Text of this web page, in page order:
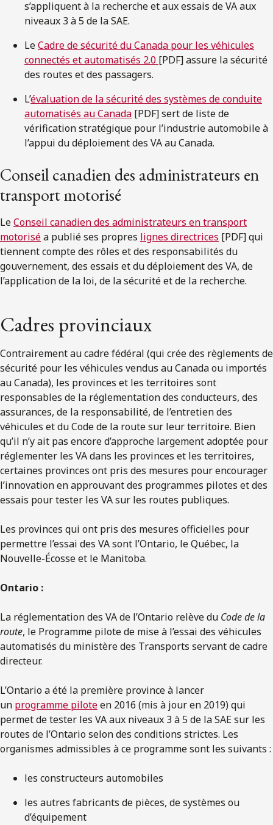
s’appliquent à la recherche et aux essais de VA aux
niveaux 3 à 5 de la SAE.
LeCadre de sécurité du Canada pour les véhicules
connectés et automatisés 2.0 [PDF] assure la sécurité
des routes et des passagers.
L’évaluation de la sécurité des systèmes de conduite
automatisés au Canada [PDF] sert de liste de
vérification stratégique pour l’industrie automobile à
l’appui du déploiement des VA au Canada.
Conseil canadien des administrateurs en
transport motorisé
LeConseil canadien des administrateurs en transport
motoriséa publié ses propres lignes directrices [PDF] qui
tiennent compte des rôles et des responsabilités du
gouvernement, des essais et du déploiement des VA, de
l’application de la loi, de la sécurité et de la recherche.
Cadres provinciaux
Contrairement au cadre fédéral (qui crée des règlements de
sécurité pour les véhicules vendus au Canada ou importés
au Canada), les provinces et les territoires sont
responsables de la réglementation des conducteurs, des
assurances, de la responsabilité, de l’entretien des
véhicules et du Code de la route sur leur territoire. Bien
qu’il n’y ait pas encore d’approche largement adoptée pour
réglementer les VA dans les provinces et les territoires,
certaines provinces ont pris des mesures pour encourager
l’innovation en approuvant des programmes pilotes et des
essais pour tester les VA sur les routes publiques.
Les provinces qui ont pris des mesures officielles pour
permettre l’essai des VA sont l’Ontario, le Québec, la
Nouvelle-Écosse et le Manitoba.
Ontario :
La réglementation des VA de l’Ontario relève du Code de la
route, le Programme pilote de mise à l’essai des véhicules
automatisés du ministère des Transports servant de cadre
directeur.
L’Ontario a été la première province à lancer
un programme piloteen 2016 (mis à jour en 2019) qui
permet de tester les VA aux niveaux 3 à 5 de la SAE sur les
routes de l’Ontario selon des conditions strictes. Les
organismes admissibles à ce programme sont les suivants :
les constructeurs automobiles
les autres fabricants de pièces, de systèmes ou
d’équipement